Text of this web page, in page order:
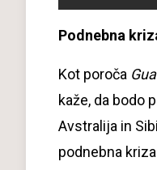
Podnebna
Kot poroča
kaže, da bodo
Avstralija in
podnebna